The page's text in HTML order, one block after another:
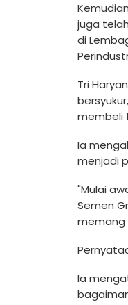
juga
di
Tri
membeli
Ia
menjadi
"Mulai
Semen
memang
Ia